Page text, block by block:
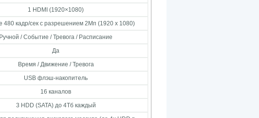
1 HDMI (1920×1080)
480 кадр/сек с разрешением 2Мп (1920 x 1080)
Ручной / Событие / Тревога / Расписание
Да
Время / Движение / Тревога
USB флэш-накопитель
16 каналов
3 HDD (SATA) до 4Тб каждый